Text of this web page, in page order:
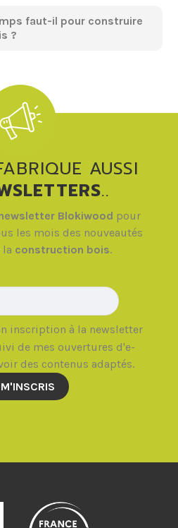
faut-il pour construire
?
AUSSI
..
Blokiwood pour
les mois des nouveautés
la construction bois.
Veuillez
inscription à la newsletter
de mes ouvertures d'e-
des contenus adaptés.